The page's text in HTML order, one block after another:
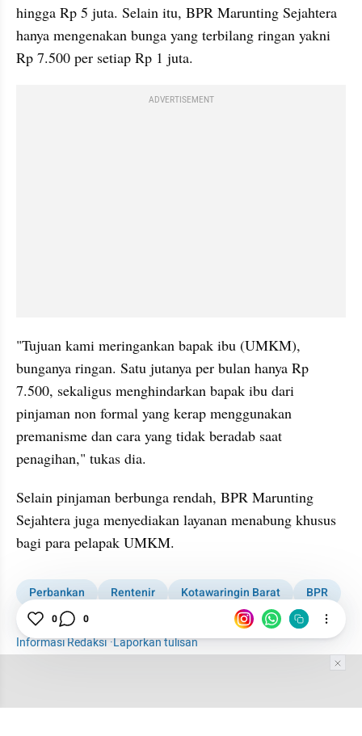
hingga Rp 5 juta. Selain itu, BPR Marunting Sejahtera
hanya mengenakan bunga yang terbilang ringan yakni
Rp 7.500 per setiap Rp 1 juta.
ADVERTISEMENT
"Tujuan kami meringankan bapak ibu (UMKM),
bunganya ringan. Satu jutanya per bulan hanya Rp
7.500, sekaligus menghindarkan bapak ibu dari
pinjaman non formal yang kerap menggunakan
premanisme dan cara yang tidak beradab saat
penagihan," tukas dia.
Selain pinjaman berbunga rendah, BPR Marunting
Sejahtera juga menyediakan layanan menabung khusus
bagi para pelapak UMKM.
Perbankan Rentenir Kotawaringin Barat
BPR
BUMD
Informasi Redaksi·Laporkan tulisan
0 0